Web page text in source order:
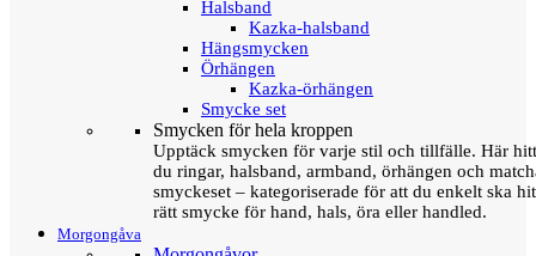
Halsband
Kazka-halsband
Hängsmycken
Örhängen
Kazka-örhängen
Smycke set
Smycken för hela kroppen
Upptäck smycken för varje stil och tillfälle. Här
du ringar, halsband, armband, örhängen och
smyckeset – kategoriserade för att du enkelt ska
rätt smycke för hand, hals, öra eller handled.
Morgongåva